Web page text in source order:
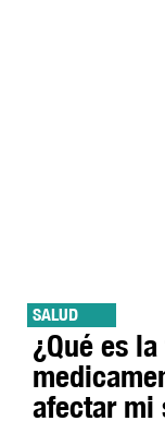
SALUD
¿Qué es
afectar mi